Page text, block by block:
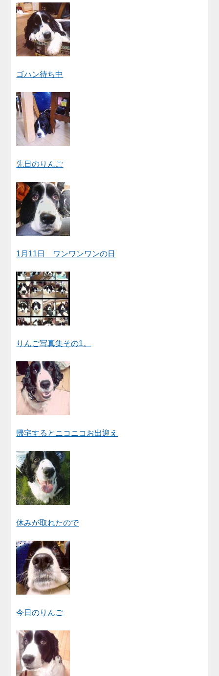
ゴハン待ち中
先日のりんご
1月11日 ワンワンワンの日
りんご写真集その1。
帰宅するとニコニコお出迎え
休みが取れたので
今日のりんご